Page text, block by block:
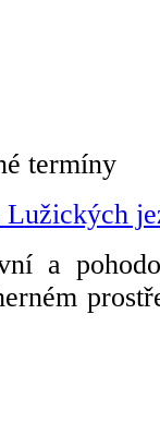
termíny
Lužických
a